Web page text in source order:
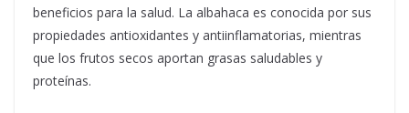
beneficios para la salud. La albahaca es conocida por sus
propiedades antioxidantes y antiinflamatorias, mientras
que los frutos secos aportan grasas saludables y
proteínas.